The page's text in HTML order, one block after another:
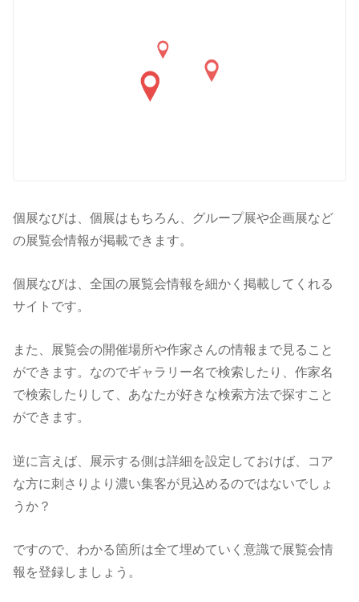
個展なびは、個展はもちろん、グループ展や企画展など
の展覧会情報が掲載できます。
個展なびは、全国の展覧会情報を細かく掲載してくれる
サイトです。
また、展覧会の開催場所や作家さんの情報まで見ること
ができます。なのでギャラリー名で検索したり、作家名
で検索したりして、あなたが好きな検索方法で探すこと
ができます。
逆に言えば、展示する側は詳細を設定しておけば、コア
な方に刺さりより濃い集客が見込めるのではないでしょ
うか？
ですので、わかる箇所は全て埋めていく意識で展覧会情
報を登録しましょう。